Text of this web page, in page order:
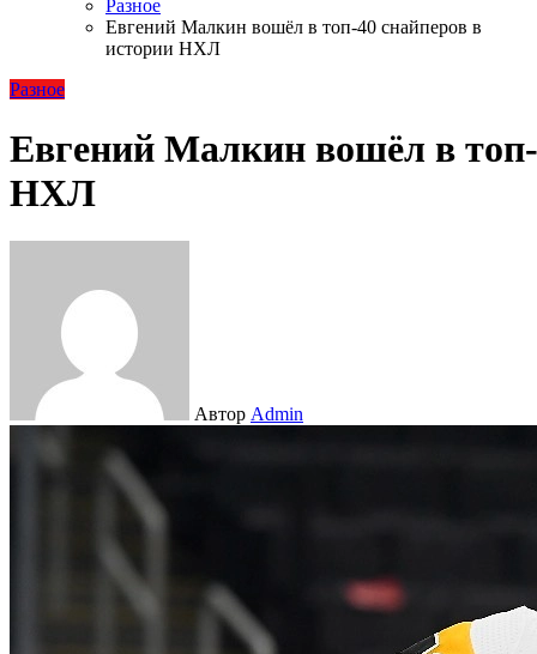
Разное
Евгений Малкин вошёл в топ-40 снайперов в
истории НХЛ
Разное
Евгений Малкин вошёл в
НХЛ
Автор Admin